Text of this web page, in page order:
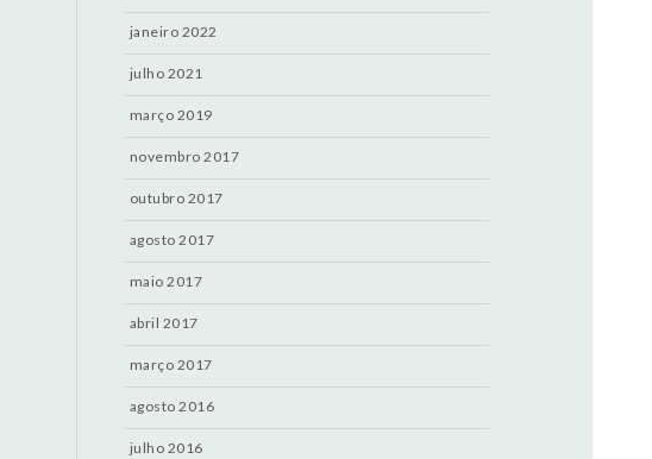
janeiro 2022
julho 2021
março 2019
novembro 2017
outubro 2017
agosto 2017
maio 2017
abril 2017
março 2017
agosto 2016
julho 2016